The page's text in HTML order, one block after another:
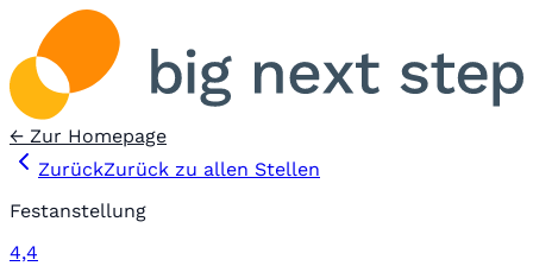
← Zur Homepage
ZurückZurück zu allen Stellen
Festanstellung
4,4